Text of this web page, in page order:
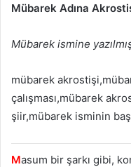
Mübarek Adına
Mübarek ismine
mübarek
çalışması,mübarek
şiir,mübarek isminin
Masum bir şarkı gibi,